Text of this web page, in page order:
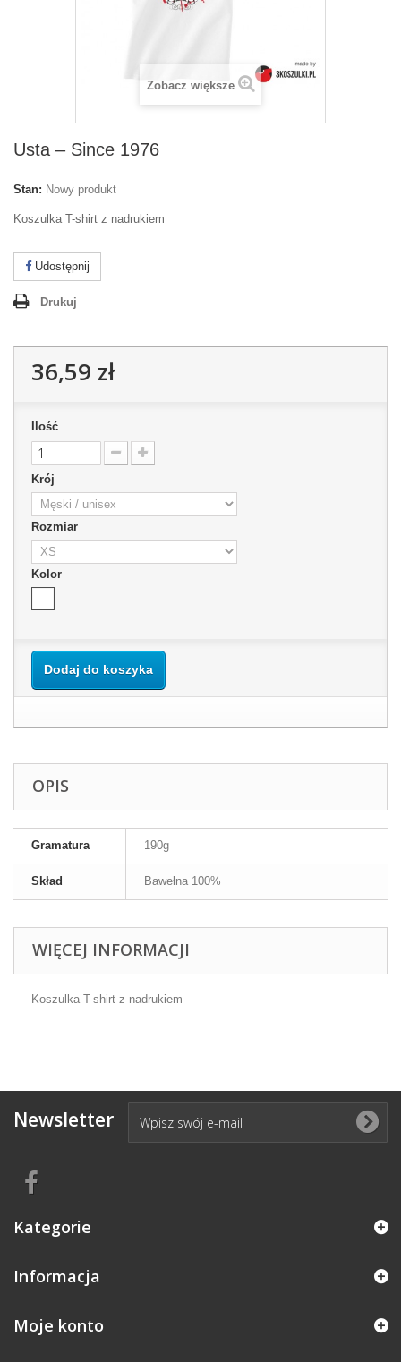
Zobacz większe
Usta – Since 1976
Stan: Nowy produkt
Koszulka T-shirt z nadrukiem
Udostępnij
Drukuj
36,59 zł
Ilość
Krój
Rozmiar
Kolor
Dodaj do koszyka
OPIS
Gramatura 190g
Skład Bawełna 100%
WIĘCEJ INFORMACJI
Koszulka T-shirt z nadrukiem
Newsletter
Kategorie
Informacja
Moje konto